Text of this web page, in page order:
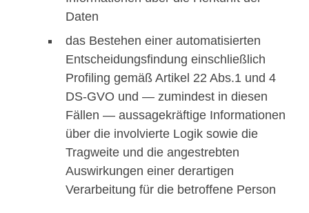
Daten
das Bestehen einer automatisierten
Entscheidungsfindung einschließlich
Profiling gemäß Artikel 22 Abs.1 und 4
DS-GVO und — zumindest in diesen
Fällen — aussagekräftige Informationen
über die involvierte Logik sowie die
Tragweite und die angestrebten
Auswirkungen einer derartigen
Verarbeitung für die betroffene Person